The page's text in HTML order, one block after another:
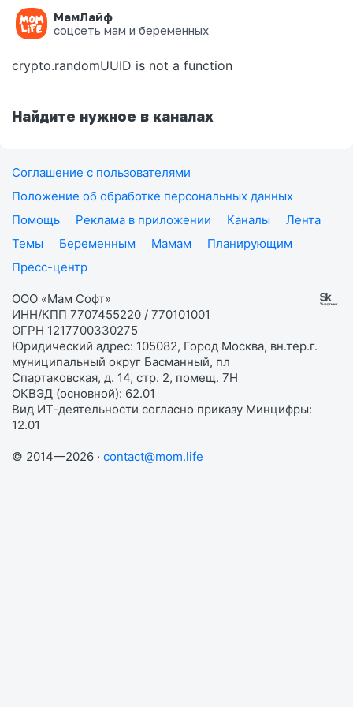
МамЛайф
соцсеть мам и беременных
Ошибка на странице
crypto.randomUUID is not a function
Найдите нужное в каналах
Соглашение с пользователями
Положение об обработке персональных данных
Помощь
Реклама в приложении Каналы
Лента
Темы
Беременным Мамам
Планирующим
Пресс-центр
ООО «Мам Софт»
ИНН/КПП 7707455220 / 770101001
ОГРН 1217700330275
Юридический адрес: 105082, Город Москва, вн.тер.г.
муниципальный округ Басманный, пл
Спартаковская, д. 14, стр. 2, помещ. 7Н
ОКВЭД (основной): 62.01
Вид ИТ-деятельности согласно приказу Минцифры:
12.01
© 2014—2026 · contact@mom.life